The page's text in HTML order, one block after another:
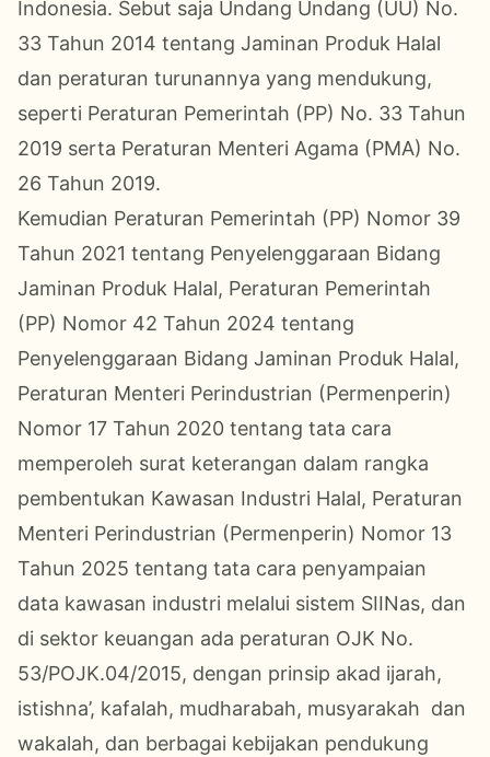
Indonesia. Sebut saja Undang Undang (UU) No.
33 Tahun 2014 tentang Jaminan Produk Halal
dan peraturan turunannya yang mendukung,
seperti Peraturan Pemerintah (PP) No. 33 Tahun
2019 serta Peraturan Menteri Agama (PMA) No.
26 Tahun 2019.
Kemudian Peraturan Pemerintah (PP) Nomor 39
Tahun 2021 tentang Penyelenggaraan Bidang
Jaminan Produk Halal, Peraturan Pemerintah
(PP) Nomor 42 Tahun 2024 tentang
Penyelenggaraan Bidang Jaminan Produk Halal,
Peraturan Menteri Perindustrian (Permenperin)
Nomor 17 Tahun 2020 tentang tata cara
memperoleh surat keterangan dalam rangka
pembentukan Kawasan Industri Halal, Peraturan
Menteri Perindustrian (Permenperin) Nomor 13
Tahun 2025 tentang tata cara penyampaian
data kawasan industri melalui sistem SIINas, dan
di sektor keuangan ada peraturan OJK No.
53/POJK.04/2015, dengan prinsip akad ijarah,
istishna’, kafalah, mudharabah, musyarakah dan
wakalah, dan berbagai kebijakan pendukung